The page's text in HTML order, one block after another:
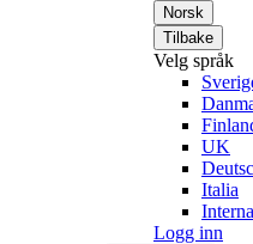
Norsk
Tilbake
Velg språk
UK
Italia
Logg inn